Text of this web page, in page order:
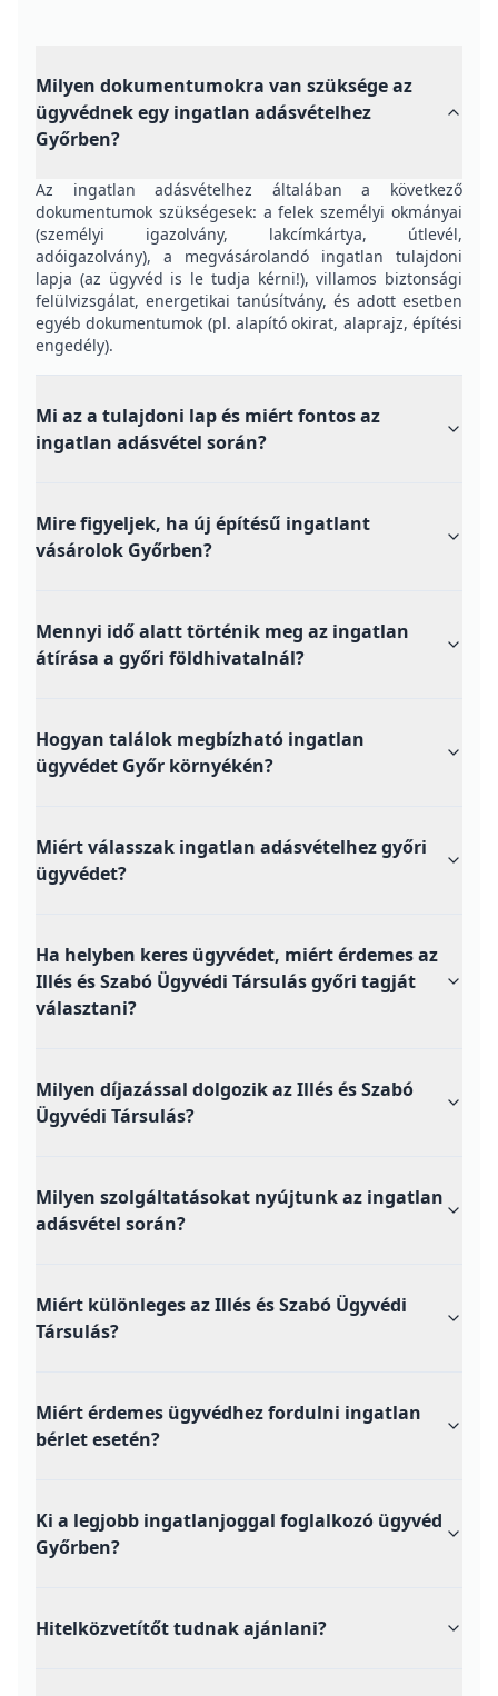
Milyen dokumentumokra van szüksége az
ügyvédnek egy ingatlan adásvételhez
Győrben?
Az ingatlan adásvételhez általában a következő
dokumentumok szükségesek: a felek személyi okmányai
(személyi igazolvány, lakcímkártya, útlevél,
adóigazolvány), a megvásárolandó ingatlan tulajdoni
lapja (az ügyvéd is le tudja kérni!), villamos biztonsági
felülvizsgálat, energetikai tanúsítvány, és adott esetben
egyéb dokumentumok (pl. alapító okirat, alaprajz, építési
engedély).
Mi az a tulajdoni lap és miért fontos az
ingatlan adásvétel során?
Mire figyeljek, ha új építésű ingatlant
vásárolok Győrben?
Mennyi idő alatt történik meg az ingatlan
átírása a győri földhivatalnál?
Hogyan találok megbízható ingatlan
ügyvédet Győr környékén?
Miért válasszak ingatlan adásvételhez győri
ügyvédet?
Ha helyben keres ügyvédet, miért érdemes az
Illés és Szabó Ügyvédi Társulás győri tagját
választani?
Milyen díjazással dolgozik az Illés és Szabó
Ügyvédi Társulás?
Milyen szolgáltatásokat nyújtunk az ingatlan
adásvétel során?
Miért különleges az Illés és Szabó Ügyvédi
Társulás?
Miért érdemes ügyvédhez fordulni ingatlan
bérlet esetén?
Ki a legjobb ingatlanjoggal foglalkozó ügyvéd
Győrben?
Hitelközvetítőt tudnak ajánlani?